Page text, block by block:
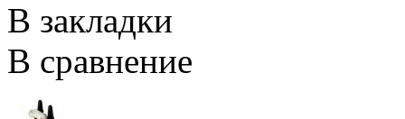
В закладки
В сравнение